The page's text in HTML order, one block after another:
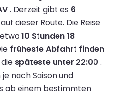
. Derzeit gibt es 6
auf dieser Route. Die Reise
10 Stunden 18
früheste Abfahrt finden
späteste unter 22:00 .
nach Saison und
ab einem bestimmten